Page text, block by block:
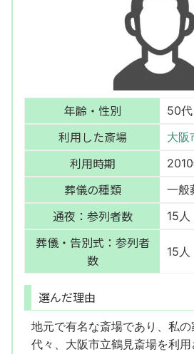
年齢・性別 50
利用した斎場 大阪
利用時期
葬儀の種類 一般
通夜：参列者数 15人
葬儀・告別式：参列者
数
15人
選んだ理由
地元で有名な斎場であり、私の
代々、大阪市立鶴見斎場を利